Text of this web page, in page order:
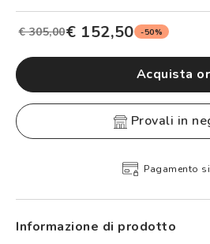
€ 305,00€ 152,50 -50%
Acquista
provali in
Pagamento
Informazione di prodotto